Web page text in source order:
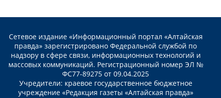
Сетевое издание «Информационный портал «Алтайская
правда» зарегистрировано Федеральной службой по
надзору в сфере связи, информационных технологий и
массовых коммуникаций. Регистрационный номер ЭЛ №
ФС77-89275 от 09.04.2025
Учредители: краевое государственное бюджетное
учреждение «Редакция газеты «Алтайская правда»